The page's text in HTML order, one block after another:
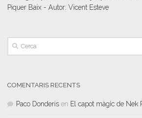
Piquer Baix - Autor: Vicent Esteve
COMENTARIS RECENTS
Paco Donderis en El capot màgic de Nek